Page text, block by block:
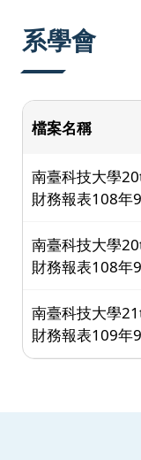
系學會
檔案名稱
南臺科技大學
財務報表108年
南臺科技大學
財務報表108年
南臺科技大學
財務報表109年